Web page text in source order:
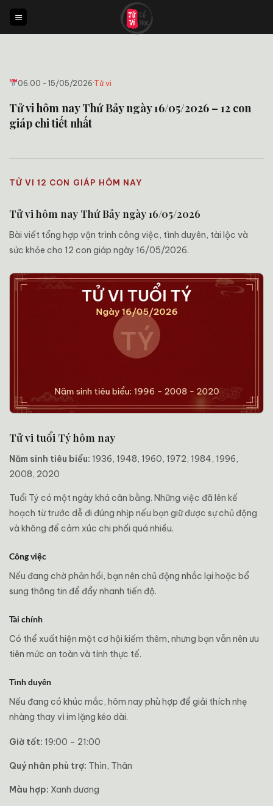
qua
nội
06:00 - 15/05/2026·Tử vi
Tử vi hôm nay Thứ Bảy ngày 16/05/2026 – 12 con
giáp chi tiết nhất
TỬ VI 12 CON GIÁP HÔM NAY
Tử vi hôm nay Thứ Bảy ngày 16/05/2026
Bài viết tổng hợp vận trình công việc, tình duyên, tài lộc và
sức khỏe cho 12 con giáp ngày 16/05/2026.
Tử vi tuổi Tý hôm nay
Năm sinh tiêu biểu: 1936, 1948, 1960, 1972, 1984, 1996,
2008, 2020
Tuổi Tý có một ngày khá cân bằng. Những việc đã lên kế
hoạch từ trước dễ đi đúng nhịp nếu bạn giữ được sự chủ động
và không để cảm xúc chi phối quá nhiều.
Công việc
Nếu đang chờ phản hồi, bạn nên chủ động nhắc lại hoặc bổ
sung thông tin để đẩy nhanh tiến độ.
Tài chính
Có thể xuất hiện một cơ hội kiếm thêm, nhưng bạn vẫn nên ưu
tiên mức an toàn và tính thực tế.
Tình duyên
Nếu đang có khúc mắc, hôm nay phù hợp để giải thích nhẹ
nhàng thay vì im lặng kéo dài.
Giờ tốt: 19:00 – 21:00
Quý nhân phù trợ: Thìn, Thân
Màu hợp: Xanh dương